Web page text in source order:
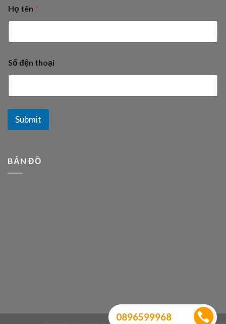
Họ tên *
Số đện thoại
Submit
BẢN ĐỒ
0896599968